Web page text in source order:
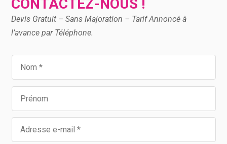
CONTACTEZ-NOUS !
Devis Gratuit – Sans Majoration – Tarif Annoncé à
l’avance par Téléphone.